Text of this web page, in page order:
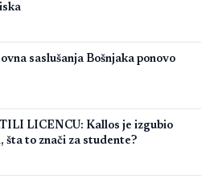
saslušanja Bošnjaka ponovo
LICENCU: Kallos je izgubio
šta to znači za studente?